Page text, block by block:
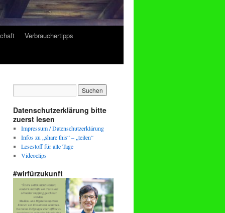
Verbrauchertipps
Datenschutzerklärung bitte
zuerst lesen
Impressum / Datenschutzerklärung
Infos zu „share this“ – „teilen“
Lesestoff für alle Tage
Videoclips
#wirfürzukunft